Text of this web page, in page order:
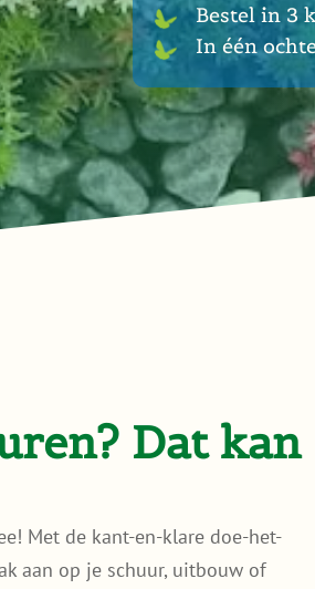
Bestel in 3
In één
Dat kan
Met de kant-en-klare doe-het-
aan op je schuur, uitbouw of